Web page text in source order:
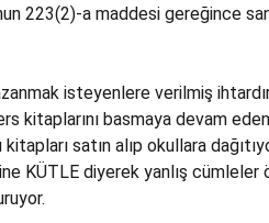
223(2)-a maddesi gereğince
isteyenlere verilmiş
kitaplarını basmaya devam
satın alıp okullara
KÜTLE diyerek yanlış cümleler